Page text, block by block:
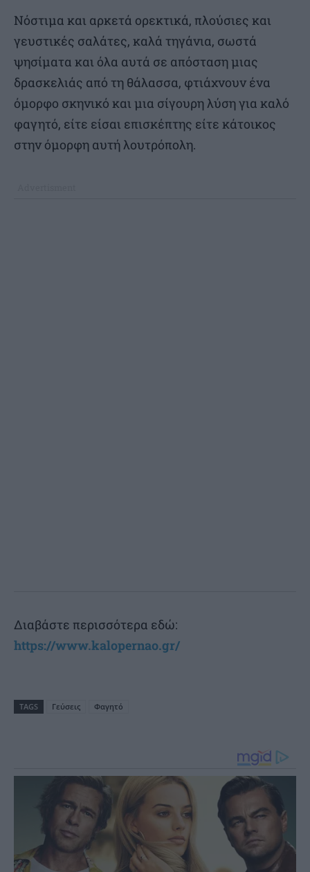
Νόστιμα και αρκετά ορεκτικά, πλούσιες και
γευστικές σαλάτες, καλά τηγάνια, σωστά
ψησίματα και όλα αυτά σε απόσταση μιας
δρασκελιάς από τη θάλασσα, φτιάχνουν ένα
όμορφο σκηνικό και μια σίγουρη λύση για καλό
φαγητό, είτε είσαι επισκέπτης είτε κάτοικος
στην όμορφη αυτή λουτρόπολη.
Διαβάστε περισσότερα εδώ:
https://www.kalopernao.gr/
TAGS Γεύσεις Φαγητό